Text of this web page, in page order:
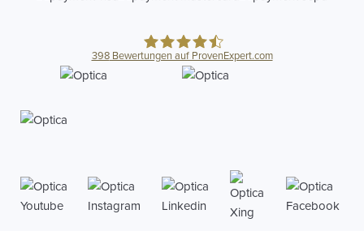
398Bewertungen auf ProvenExpert.com